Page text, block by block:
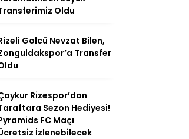
Oldu
Golcü Nevzat Bilen,
Transfer
Rizespor’dan
Sezon Hediyesi!
FC Maçı
İzlenebilecek